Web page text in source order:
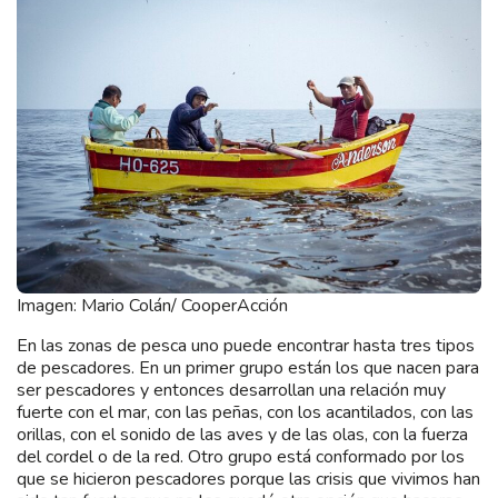
Imagen: Mario Colán/ CooperAcción
En las zonas de pesca uno puede encontrar hasta tres tipos
de pescadores. En un primer grupo están los que nacen para
ser pescadores y entonces desarrollan una relación muy
fuerte con el mar, con las peñas, con los acantilados, con las
orillas, con el sonido de las aves y de las olas, con la fuerza
del cordel o de la red. Otro grupo está conformado por los
que se hicieron pescadores porque las crisis que vivimos han